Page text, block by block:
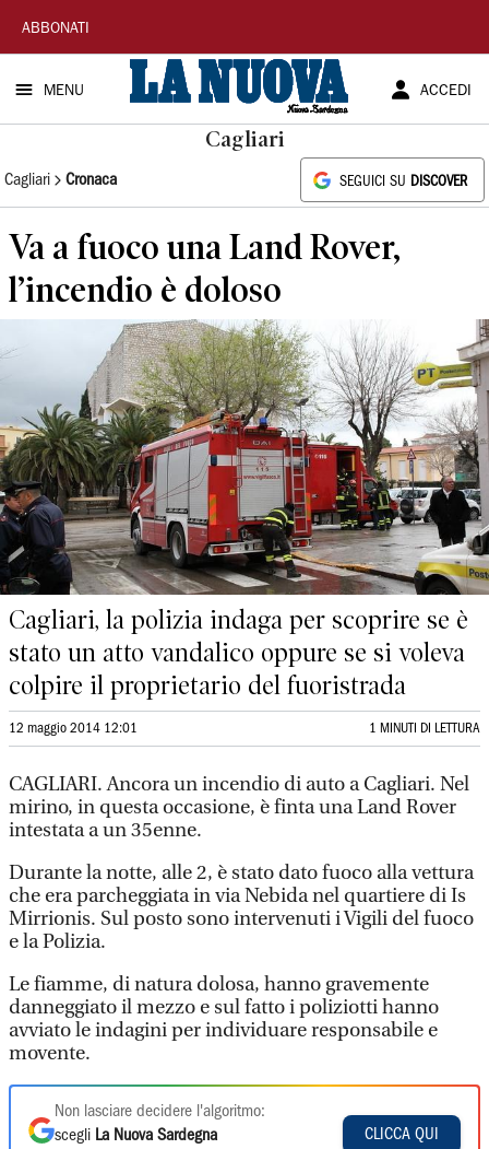
La
Nuova
Sardegna
ABBONATI
MENU ACCEDI
Cagliari
Cagliari Cronaca SEGUICI SU DISCOVER
Va a fuoco una Land Rover,
l’incendio è doloso
Cagliari, la polizia indaga per scoprire se è
stato un atto vandalico oppure se si voleva
colpire il proprietario del fuoristrada
12 maggio 2014 12:01 1 MINUTI DI LETTURA
CAGLIARI. Ancora un incendio di auto a Cagliari. Nel
mirino, in questa occasione, è finta una Land Rover
intestata a un 35enne.
Durante la notte, alle 2, è stato dato fuoco alla vettura
che era parcheggiata in via Nebida nel quartiere di Is
Mirrionis. Sul posto sono intervenuti i Vigili del fuoco
e la Polizia.
Le fiamme, di natura dolosa, hanno gravemente
danneggiato il mezzo e sul fatto i poliziotti hanno
avviato le indagini per individuare responsabile e
movente.
Non lasciare decidere l'algoritmo:
scegli La Nuova Sardegna
CLICCA QUI